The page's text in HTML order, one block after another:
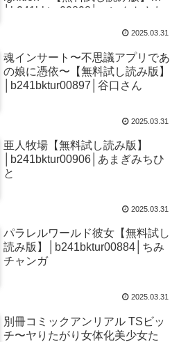
│b241bktur00898│エレクトさわ
2025.03.31
魂インサート〜不思議アプリであ
の娘に憑依〜【無料試し読み版】
│b241bktur00897│谷口さん
2025.03.31
亜人牧場【無料試し読み版】
│b241bktur00906│あまぎみちひ
と
2025.03.31
パラレルワールド彼女【無料試し
読み版】│b241bktur00884│ちみ
チャンガ
2025.03.31
別冊コミックアンリアル TSビッ
チ〜ヤりたがり女体化美少女た